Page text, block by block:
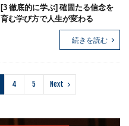
[3 徹底的に学ぶ] 確固たる信念を
育む学び方で人生が変わる
続きを読む
4 5 Next